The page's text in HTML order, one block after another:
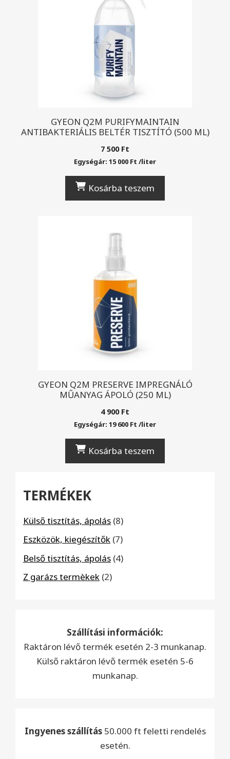
GYEON Q2M PURIFYMAINTAIN
ANTIBAKTERIÁLIS BELTÉR TISZTÍTÓ (500 ML)
7 500 Ft
Egységár: 15 000 Ft /liter
Kosárba teszem
GYEON Q2M PRESERVE IMPREGNÁLÓ
MŰANYAG ÁPOLÓ (250 ML)
4 900 Ft
Egységár: 19 600 Ft /liter
Kosárba teszem
TERMÉKEK
Külső tisztítás, ápolás 88
termék
Eszközök, kiegészítők 77
termék
Belső tisztítás, ápolás 44
Z garázs termèkek 22
Szállítási információk:
Raktáron lévő termék esetén 2-3 munkanap.
Külső raktáron lévő termék esetén 5-6
munkanap.
Ingyenes szállítás 50.000 ft feletti rendelés
esetén.